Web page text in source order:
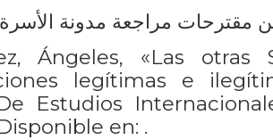
Ángeles, «Las otras
legítimas e
Estudios
en: .